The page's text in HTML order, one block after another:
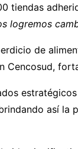
tiendas
logremos
de
Cencosud,
así